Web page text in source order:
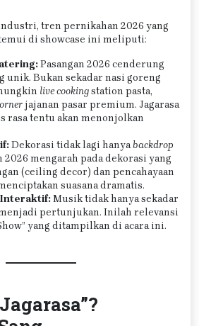
tren pernikahan 2026 yang
di showcase ini meliputi:
Pasangan 2026 cenderung
unik. Bukan sekadar nasi goreng
live cookingstation pasta,
jajanan pasar premium. Jagarasa
rasa tentu akan menonjolkan
Dekorasi tidak lagi hanyabackdrop
mengarah pada dekorasi yang
(ceiling decor) dan pencahayaan
suasana dramatis.
Musik tidak hanya sekadar
pertunjukan. Inilah relevansi
yang ditampilkan di acara ini.